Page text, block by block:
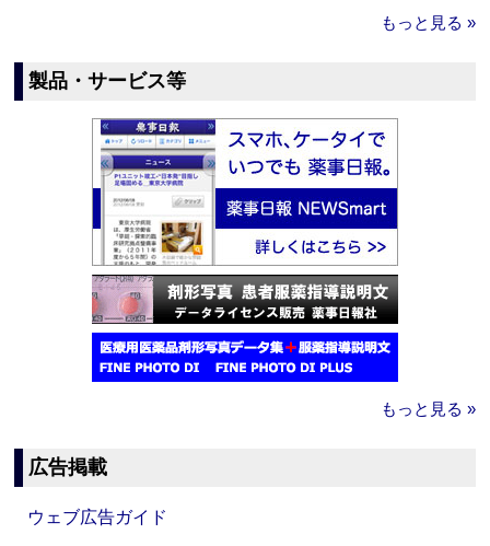
もっと見る »
製品・サービス等
もっと見る »
広告掲載
ウェブ広告ガイド